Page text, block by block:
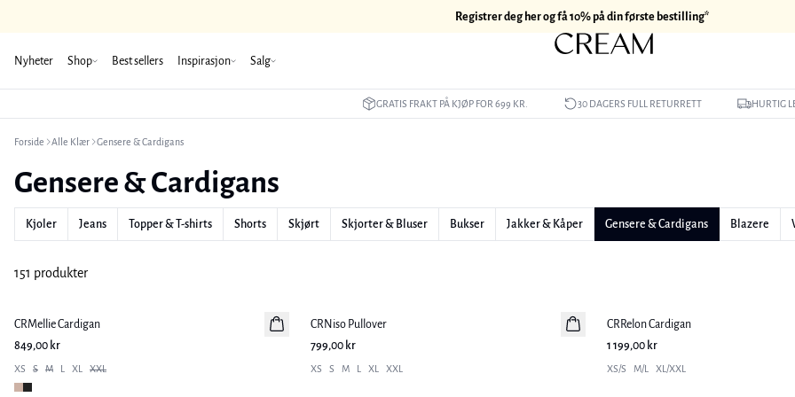
Registrer deg her og få 10% på din første bestilling*
Nyheter Shop Best sellers Inspirasjon Salg
GRATIS FRAKT PÅ KJØP FOR 699 KR. 30 DAGERS FULL RETURRETT HURTIG
Forside Alle Klær Gensere & Cardigans
Gensere & Cardigans
Kjoler Jeans Topper & T-shirts Shorts Skjørt Skjorter & Bluser Bukser Jakker & Kåper Gensere & Cardigans Blazere
151 produkter
Nyhet
CRMellie Cardigan
849,00 kr
XS S M L XL XXL
Nyhet
CRNiso Pullover
799,00 kr
XS S M L XL XXL
Nyhet
CRRelon Cardigan
1 199,00 kr
XS/S M/L XL/XXL